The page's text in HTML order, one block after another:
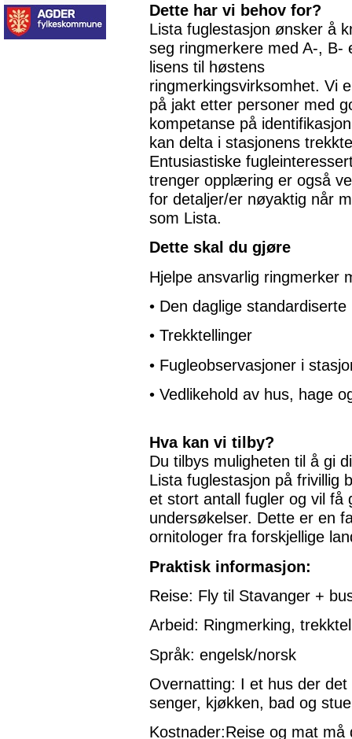
Dette har vi behov for?
Lista fuglestasjon ønsker å
seg ringmerkere med A-, B-
lisens til høstens
ringmerkingsvirksomhet. Vi
på jakt etter personer med
kompetanse på
kan delta i stasjonens
Entusiastiske
trenger opplæring er også
for detaljer/er nøyaktig når
som Lista.
Dette skal du gjøre
Hjelpe ansvarlig ringmerker
• Den daglige
• Trekktellinger
• Fugleobservasjoner i
• Vedlikehold av hus, hage
Hva kan vi tilby?
Du tilbys muligheten til å gi
Lista fuglestasjon på frivillig
et stort antall fugler og vil få
undersøkelser. Dette er en
ornitologer fra forskjellige
Praktisk informasjon:
Reise: Fly til Stavanger +
Arbeid: Ringmerking,
Språk: engelsk/norsk
Overnatting: I et hus der
senger, kjøkken, bad og
Kostnader:Reise og mat må